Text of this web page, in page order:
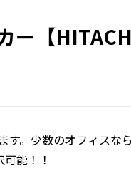
ー【
す。少数のオフィス
能！！